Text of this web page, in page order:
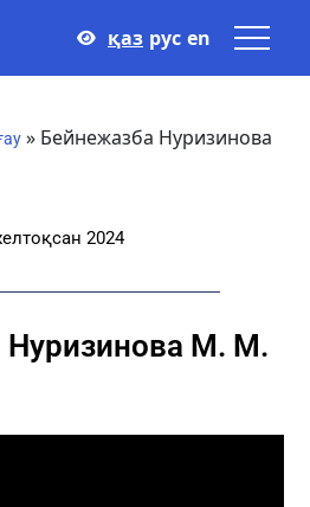
қаз рус en
» Бейнежазба Нуризинова
2024
Нуризинова М. М.